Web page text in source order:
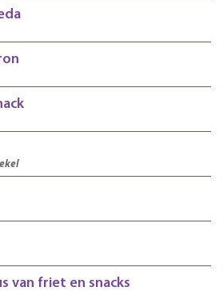
van friet en snacks